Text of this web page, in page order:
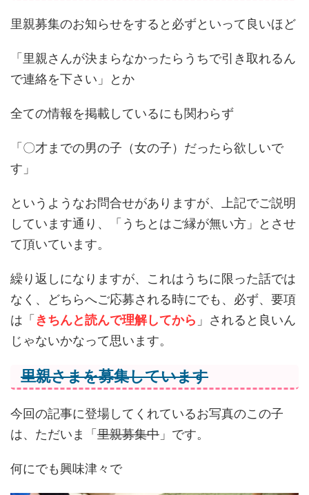
里親募集のお知らせをすると必ずといって良いほど
「里親さんが決まらなかったらうちで引き取れるん
で連絡を下さい」とか
全ての情報を掲載しているにも関わらず
「〇才までの男の子（女の子）だったら欲しいで
す」
というようなお問合せがありますが、上記でご説明
しています通り、「うちとはご縁が無い方」とさせ
て頂いています。
繰り返しになりますが、これはうちに限った話では
なく、どちらへご応募される時にでも、必ず、要項
は「 きちんと読んで理解してから 」されると良いん
じゃないかなって思います。
里親さまを募集しています
今回の記事に登場してくれているお写真のこの子
は、ただいま「 里親募集中 」です。
何にでも興味津々で